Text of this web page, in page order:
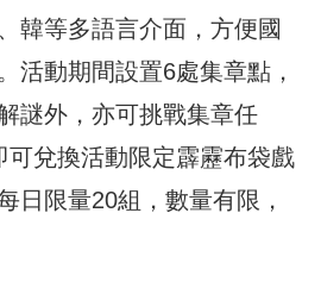
韓等多語言介面，方便國
活動期間設置6處集章點，
謎外，亦可挑戰集章任
可兌換活動限定霹靂布袋戲
日限量20組，數量有限，